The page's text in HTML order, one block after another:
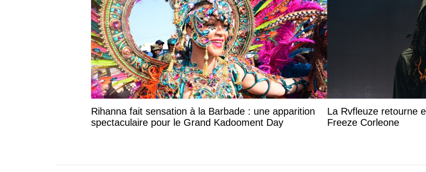
Rihanna fait sensation à la Barbade : une apparition
spectaculaire pour le Grand Kadooment Day
La Rvfleuze retourne
Freeze Corleone